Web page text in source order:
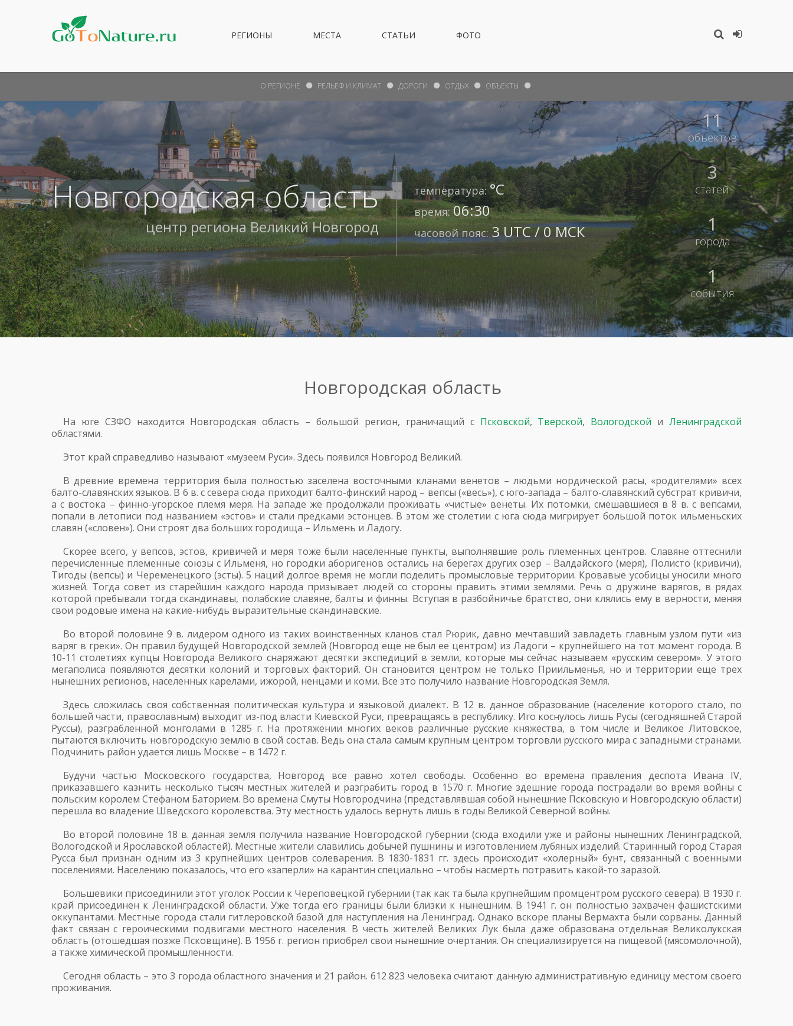
РЕГИОНЫ МЕСТА СТАТЬИ ФОТО
Новгородская область
центр регионаВеликий Новгород
температура:°С
время:06:30
часовой пояс:3 UTC / 0 МСК
11
объектов
3
статей
1
города
1
события
О РЕГИОНЕ РЕЛЬЕФ И КЛИМАТ ДОРОГИ ОТДЫХ ОБЪЕКТЫ
Новгородская область
На юге СЗФО находится Новгородская область – большой регион, граничащий с Псковской, Тверской, Вологодской иЛенинградской
областями.
Этот край справедливо называют «музеем Руси». Здесь появился Новгород Великий.
В древние времена территория была полностью заселена восточными кланами венетов – людьми нордической расы, «родителями» всех
балто-славянских языков. В 6 в. с севера сюда приходит балто-финский народ – вепсы («весь»), с юго-запада – балто-славянский субстрат кривичи,
а с востока – финно-угорское племя меря. На западе же продолжали проживать «чистые» венеты. Их потомки, смешавшиеся в 8 в. с вепсами,
попали в летописи под названием «эстов» и стали предками эстонцев. В этом же столетии с юга сюда мигрирует большой поток ильменьских
славян («словен»). Они строят два больших городища – Ильмень и Ладогу.
Скорее всего, у вепсов, эстов, кривичей и меря тоже были населенные пункты, выполнявшие роль племенных центров. Славяне оттеснили
перечисленные племенные союзы с Ильменя, но городки аборигенов остались на берегах других озер – Валдайского (меря), Полисто (кривичи),
Тигоды (вепсы) и Череменецкого (эсты). 5 наций долгое время не могли поделить промысловые территории. Кровавые усобицы уносили много
жизней. Тогда совет из старейшин каждого народа призывает людей со стороны править этими землями. Речь о дружине варягов, в рядах
которой пребывали тогда скандинавы, полабские славяне, балты и финны. Вступая в разбойничье братство, они клялись ему в верности, меняя
свои родовые имена на какие-нибудь выразительные скандинавские.
Во второй половине 9 в. лидером одного из таких воинственных кланов стал Рюрик, давно мечтавший завладеть главным узлом пути «из
варяг в греки». Он правил будущей Новгородской землей (Новгород еще не был ее центром) из Ладоги – крупнейшего на тот момент города. В
10-11 столетиях купцы Новгорода Великого снаряжают десятки экспедиций в земли, которые мы сейчас называем «русским севером». У этого
мегаполиса появляются десятки колоний и торговых факторий. Он становится центром не только Приильменья, но и территории еще трех
нынешних регионов, населенных карелами, ижорой, ненцами и коми. Все это получило название Новгородская Земля.
Здесь сложилась своя собственная политическая культура и языковой диалект. В 12 в. данное образование (население которого стало, по
большей части, православным) выходит из-под власти Киевской Руси, превращаясь в республику. Иго коснулось лишь Русы (сегодняшней Старой
Руссы), разграбленной монголами в 1285 г. На протяжении многих веков различные русские княжества, в том числе и Великое Литовское,
пытаются включить новгородскую землю в свой состав. Ведь она стала самым крупным центром торговли русского мира с западными странами.
Подчинить район удается лишь Москве – в 1472 г.
Будучи частью Московского государства, Новгород все равно хотел свободы. Особенно во времена правления деспота Ивана IV,
приказавшего казнить несколько тысяч местных жителей и разграбить город в 1570 г. Многие здешние города пострадали во время войны с
польским королем Стефаном Баторием. Во времена Смуты Новгородчина (представлявшая собой нынешние Псковскую и Новгородскую области)
перешла во владение Шведского королевства. Эту местность удалось вернуть лишь в годы Великой Северной войны.
Во второй половине 18 в. данная земля получила название Новгородской губернии (сюда входили уже и районы нынешних Ленинградской,
Вологодской и Ярославской областей). Местные жители славились добычей пушнины и изготовлением лубяных изделий. Старинный город Старая
Русса был признан одним из 3 крупнейших центров солеварения. В 1830-1831 гг. здесь происходит «холерный» бунт, связанный с военными
поселениями. Населению показалось, что его «заперли» на карантин специально – чтобы насмерть потравить какой-то заразой.
Большевики присоединили этот уголок России к Череповецкой губернии (так как та была крупнейшим промцентром русского севера). В 1930 г.
край присоединен к Ленинградской области. Уже тогда его границы были близки к нынешним. В 1941 г. он полностью захвачен фашистскими
оккупантами. Местные города стали гитлеровской базой для наступления на Ленинград. Однако вскоре планы Вермахта были сорваны. Данный
факт связан с героическими подвигами местного населения. В честь жителей Великих Лук была даже образована отдельная Великолукская
область (отошедшая позже Псковщине). В 1956 г. регион приобрел свои нынешние очертания. Он специализируется на пищевой (мясомолочной),
а также химической промышленности.
Сегодня область – это 3 города областного значения и 21 район. 612 823 человека считают данную административную единицу местом своего
проживания.